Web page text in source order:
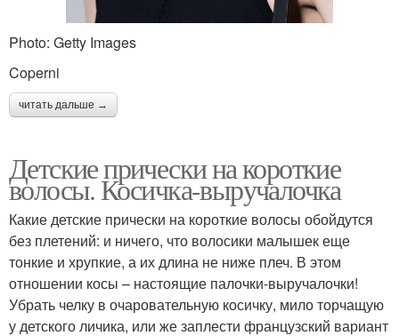
Photo: Getty Images
Coperni
читать дальше →
Детские прически на короткие
волосы. Косичка-выручалочка
Какие детские прически на короткие волосы обойдутся
без плетений: и ничего, что волосики малышек еще
тонкие и хрупкие, а их длина не ниже плеч. В этом
отношении косы – настоящие палочки-выручалочки!
Убрать челку в очаровательную косичку, мило торчащую
у детского личика, или же заплести французский вариант